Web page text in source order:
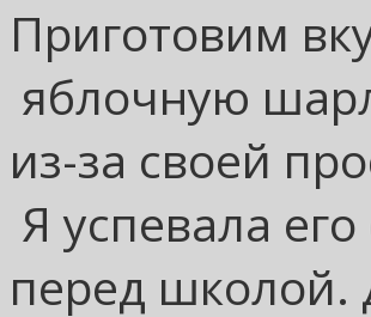
Приготовим
яблочную
из-за своей
Я успевала
перед школой.